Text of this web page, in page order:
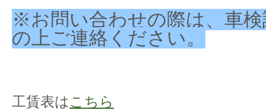
※お問い合わせの際は、車
の上ご連絡ください。
工賃表は こちら